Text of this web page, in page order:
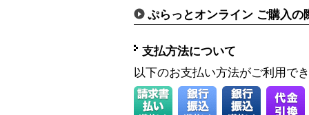
ぷらっとオンライン ご購入の
支払方法について
以下のお支払い方法がご利用で